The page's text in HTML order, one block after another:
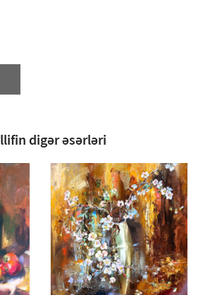
digər əsərləri